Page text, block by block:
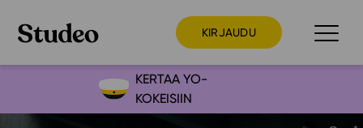
KIRJAUDU
Preppaaja
KERTAA YO-
KOKEISIIN